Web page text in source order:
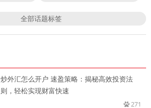
全部话题标签
炒外汇怎么开户 速盈策略：揭秘高效投资法
则，轻松实现财富快速
271